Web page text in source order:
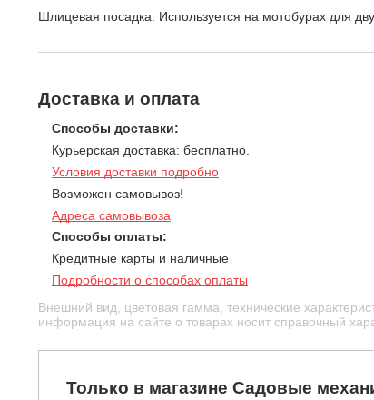
Шлицевая посадка. Используется на мотобурах для
Доставка и оплата
Способы доставки:
Курьерская доставка: бесплатно.
Условия доставки подробно
Возможен самовывоз!
Адреса самовывоза
Способы оплаты:
Кредитные карты и наличные
Подробности о способах оплаты
Внешний вид, цветовая гамма, технические
информация на сайте о товарах носит справочный
Только в магазине Садовые